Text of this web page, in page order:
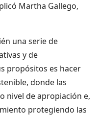
Martha Gallego,
una serie de
y de
propósitos es hacer
donde las
nivel de apropiación e,
protegiendo las